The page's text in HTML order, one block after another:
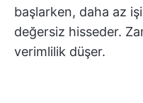
başlarken, daha az
değersiz hisseder.
verimlilik düşer.